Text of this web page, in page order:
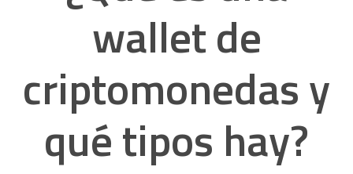
wallet de
criptomonedas y
qué tipos hay?